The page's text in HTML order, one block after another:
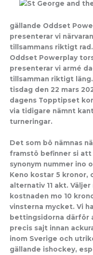
gällande Oddset
presenterar vi
tillsammans riktigt
Oddset Powerplay
presenterar vi armé
tillsamman riktigt
tisdag den 22 mars
dagens Topptipset
via tidigare nämnt
turneringar.
Det som bö nämnas
framstö befinner si att
synonym nummer ino
Keno kostar 5 kronor,
alternativ 11 akt.
kostnaden mo 10
vinsterna mycket. Vi
bettingsidorna därför
precis sajt innan
inom Sverige och
gällande ishockey,